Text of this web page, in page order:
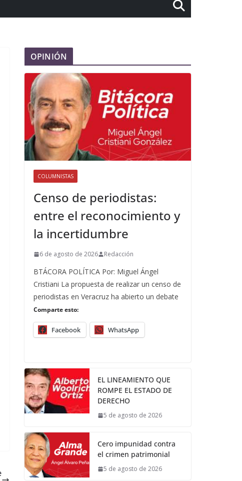
OPINIÓN
COLUMNISTAS
Censo de periodistas:
entre el reconocimiento y
la incertidumbre
6 de agosto de 2026 Redacción
BTÁCORA POLÍTICA Por: Miguel Ángel
Cristiani La propuesta de realizar un censo de
periodistas en Veracruz ha abierto un debate
Comparte esto:
Facebook WhatsApp
EL LINEAMIENTO QUE
ROMPE EL ESTADO DE
DERECHO
5 de agosto de 2026
Cero impunidad contra
el crimen patrimonial
5 de agosto de 2026